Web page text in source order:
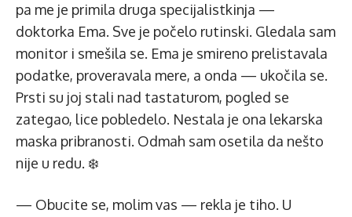
pa me je primila druga specijalistkinja —
doktorka Ema. Sve je počelo rutinski. Gledala sam
monitor i smešila se. Ema je smireno prelistavala
podatke, proveravala mere, a onda — ukočila se.
Prsti su joj stali nad tastaturom, pogled se
zategao, lice pobledelo. Nestala je ona lekarska
maska pribranosti. Odmah sam osetila da nešto
nije u redu. ❄️
— Obucite se, molim vas — rekla je tiho. U